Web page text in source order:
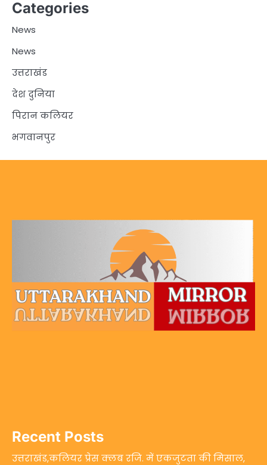
Categories
News
News
उत्तराखंड
देश दुनिया
पिरान कलियर
भगवानपुर
Recent Posts
उत्तराखंड,कलियर प्रेस क्लब रजि. में एकजुटता की मिसाल,